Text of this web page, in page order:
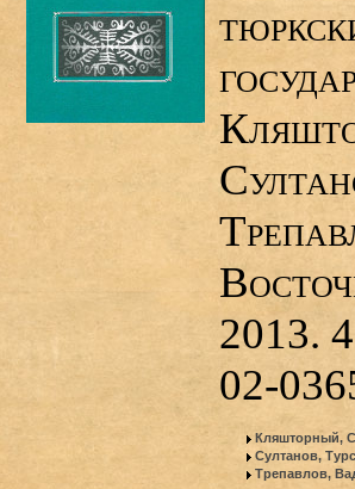
2013.
02-
Кляшторный,
Султанов,
Трепавлов,